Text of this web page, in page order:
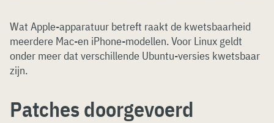
Wat Apple-apparatuur betreft raakt de kwetsbaarheid
meerdere Mac-en iPhone-modellen. Voor Linux geldt
onder meer dat verschillende Ubuntu-versies kwetsbaar
zijn.
Patches doorgevoerd